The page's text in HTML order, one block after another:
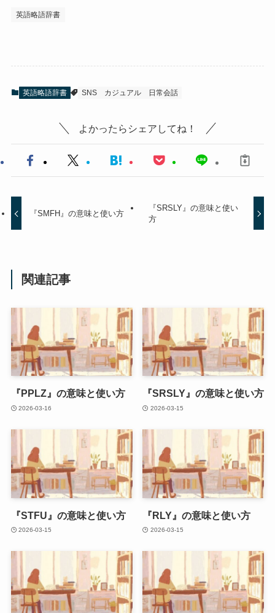
英語略語辞書
英語略語辞書 SNS カジュアル 日常会話
よかったらシェアしてね！
『SMFH』の意味と使い方
『SRSLY』の意味と使い
方
関連記事
『PPLZ』の意味と使い方
2026-03-16
『SRSLY』の意味と使い方
2026-03-15
『STFU』の意味と使い方
2026-03-15
『RLY』の意味と使い方
2026-03-15